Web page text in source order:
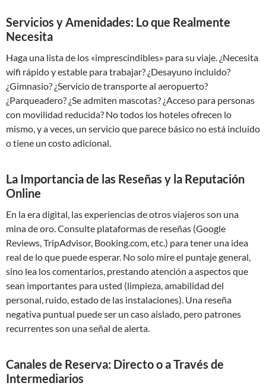
Servicios y Amenidades: Lo que Realmente
Necesita
Haga una lista de los «imprescindibles» para su viaje. ¿Necesita
wifi rápido y estable para trabajar? ¿Desayuno incluido?
¿Gimnasio? ¿Servicio de transporte al aeropuerto?
¿Parqueadero? ¿Se admiten mascotas? ¿Acceso para personas
con movilidad reducida? No todos los hoteles ofrecen lo
mismo, y a veces, un servicio que parece básico no está incluido
o tiene un costo adicional.
La Importancia de las Reseñas y la Reputación
Online
En la era digital, las experiencias de otros viajeros son una
mina de oro. Consulte plataformas de reseñas (Google
Reviews, TripAdvisor, Booking.com, etc.) para tener una idea
real de lo que puede esperar. No solo mire el puntaje general,
sino lea los comentarios, prestando atención a aspectos que
sean importantes para usted (limpieza, amabilidad del
personal, ruido, estado de las instalaciones). Una reseña
negativa puntual puede ser un caso aislado, pero patrones
recurrentes son una señal de alerta.
Canales de Reserva: Directo o a Través de
Intermediarios